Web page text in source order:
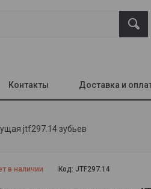
Контакты Доставка и
jtf297.14 зубьев
в наличии Код: JTF297.14